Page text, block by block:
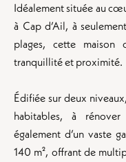
Idéalement située au
à Cap d’Ail, à
plages, cette
tranquillité et proximité.
Édifiée sur deux
habitables, à
également d’un vaste
140 m², offrant de